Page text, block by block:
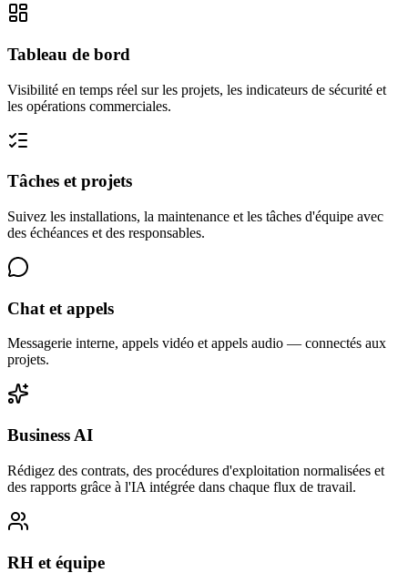
Tableau de bord
Visibilité en temps réel sur les projets, les indicateurs de sécurité et
les opérations commerciales.
Tâches et projets
Suivez les installations, la maintenance et les tâches d'équipe avec
des échéances et des responsables.
Chat et appels
Messagerie interne, appels vidéo et appels audio — connectés aux
projets.
Business AI
Rédigez des contrats, des procédures d'exploitation normalisées et
des rapports grâce à l'IA intégrée dans chaque flux de travail.
RH et équipe